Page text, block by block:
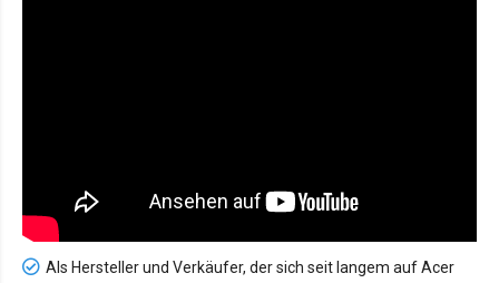
Als Hersteller und Verkäufer, der sich seit langem auf Acer